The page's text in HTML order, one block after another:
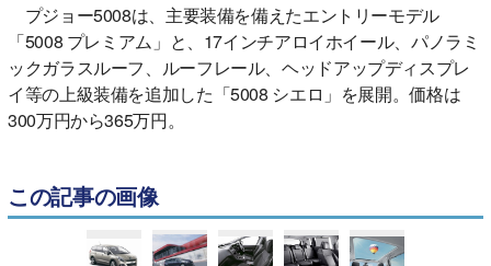
プジョー5008は、主要装備を備えたエントリーモデル
「5008 プレミアム」と、17インチアロイホイール、パノラミ
ックガラスルーフ、ルーフレール、ヘッドアップディスプレ
イ等の上級装備を追加した「5008 シエロ」を展開。価格は
300万円から365万円。
この記事の画像